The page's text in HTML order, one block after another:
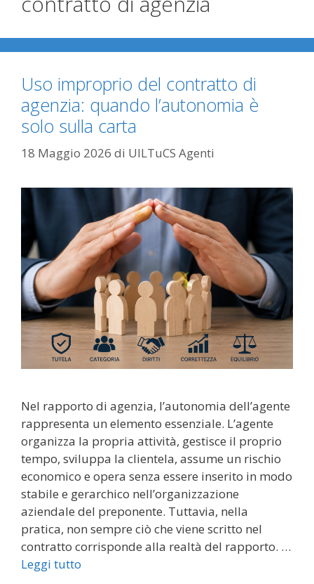
Uso improprio del contratto di
agenzia: quando l’autonomia è
solo sulla carta
18 Maggio 2026 di UILTuCS Agenti
Nel rapporto di agenzia, l’autonomia dell’agente
rappresenta un elemento essenziale. L’agente
organizza la propria attività, gestisce il proprio
tempo, sviluppa la clientela, assume un rischio
economico e opera senza essere inserito in modo
stabile e gerarchico nell’organizzazione
aziendale del preponente. Tuttavia, nella
pratica, non sempre ciò che viene scritto nel
contratto corrisponde alla realtà del rapporto. …
Leggi tutto